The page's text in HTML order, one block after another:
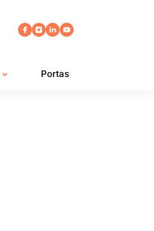
Portas